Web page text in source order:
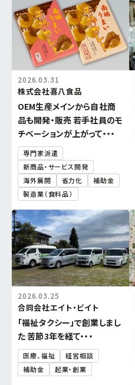
イベント・セミナーを
創業したい
経営相談したい
新商品・新技術を開発
販路を拡大したい
産学官で連携したい
海外展開したい
事務局
企画管理課
イノベーション推進センター
連携促進課
プロジェクト推進課
ものづくり研究開発センター
中小企業支援センター
経営支援課
新事業・販路開拓支援課
よろず支援拠点
事業承継・引継ぎ支援センタ
中小企業活性化協議会
国際経済交流センター
お問
2026.03.31
株式会社喜八食品
OEM生産メインから自社商
品も開発・販売 若手社員のモ
チベーションが上がって・・・
専門家派遣
新商品・サービス開発
海外展開
省力化
補助金
製造業（食料品）
2026.03.25
合同会社エイト・ビイト
「福祉タクシー」で創業しまし
た 苦節3年を経て・・・
医療、福祉
経営相談
補助金
起業・創業